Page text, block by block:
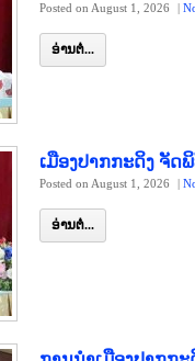
Posted on August 1, 2026 |
ອ່ານຕໍ່...
ເມືອງປາກກະດິງ ຈັດ
Posted on August 1, 2026 |
ອ່ານຕໍ່...